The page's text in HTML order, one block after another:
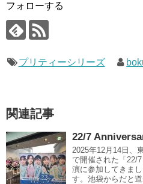
フォローする
プリティーシリーズ
関連記事
22/7
2025年12月14日、
で開催された「22/
演に参加してきま
す。池袋からだと